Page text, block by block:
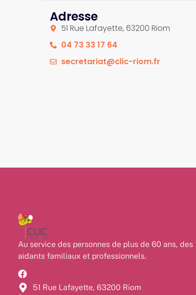
Adresse
51 Rue Lafayette, 63200 Riom
04 73 33 17 64
secretariat@clic-riom.fr
Au service des personnes de plus de 60 ans, des
aidants familiaux et professionnels.
51 Rue Lafayette, 63200 Riom